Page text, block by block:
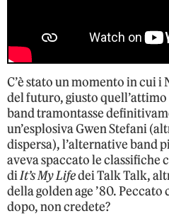
C’è stato un momento in cui i
del futuro, giusto
band tramontasse
un’esplosiva Gwen Stefani
dispersa), l’alternative band
aveva spaccato le
diIt’s My Lifedei Talk Talk,
della golden age ’80.
dopo, non credete?